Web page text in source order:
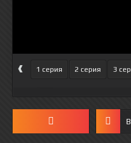
‹ 1 серия 2 серия 3